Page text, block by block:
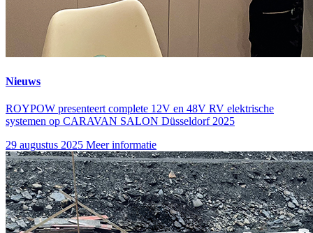
Nieuws
ROYPOW presenteert complete 12V en 48V RV elektrische
systemen op CARAVAN SALON Düsseldorf 2025
29 augustus 2025 Meer informatie